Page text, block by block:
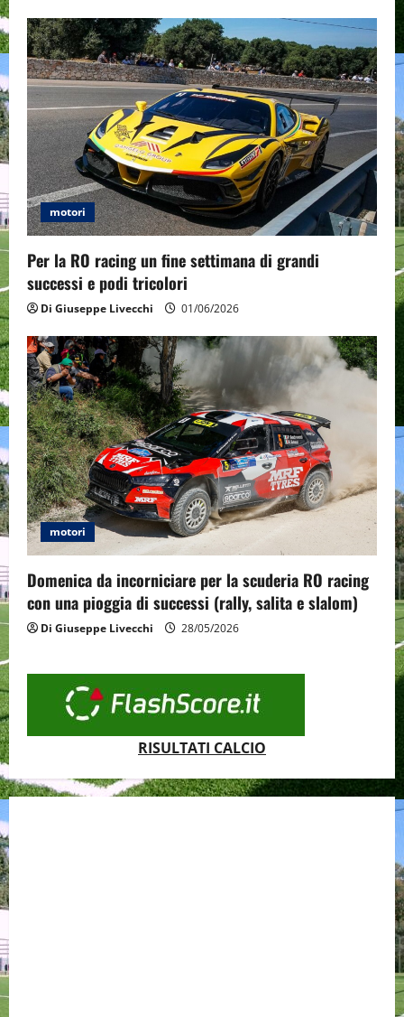
motori
Per la RO racing un fine settimana di grandi
successi e podi tricolori
Di Giuseppe Livecchi 01/06/2026
motori
Domenica da incorniciare per la scuderia RO racing
con una pioggia di successi (rally, salita e slalom)
Di Giuseppe Livecchi 28/05/2026
RISULTATI CALCIO